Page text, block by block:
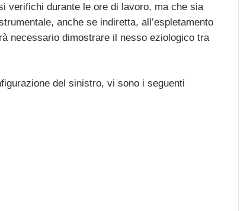
verifichi durante le ore di lavoro, ma che sia
anche se indiretta, all’espletamento
necessario dimostrare il nesso eziologico tra
del sinistro, vi sono i seguenti